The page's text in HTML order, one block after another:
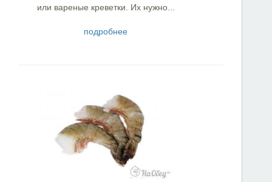
или вареные креветки. Их нужно...
подробнее